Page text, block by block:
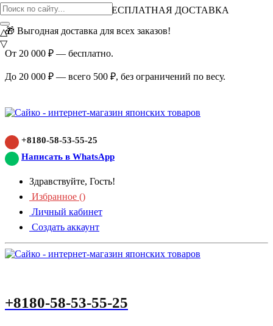
ВНИМАНИЕ АКЦИЯ!
БЕСПЛАТНАЯ ДОСТАВКА
🎁 Выгодная доставка для всех заказов!
От 20 000 ₽ — бесплатно.
До 20 000 ₽ — всего 500 ₽, без ограничений по весу.
+8180-58-53-55-25
Написать в WhatsApp
Здравствуйте, Гость!
Избранное ()
Личный кабинет
Создать аккаунт
+8180-58-53-55-25
△
▽